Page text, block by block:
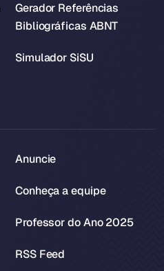
Gerador Referências
Bibliográficas ABNT
Simulador SiSU
Anuncie
Conheça a equipe
Professor do Ano 2025
RSS Feed